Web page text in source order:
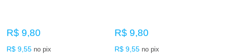
R$ 9,80
R$ 9,55 no pix
R$ 9,80
R$ 9,55 no pix